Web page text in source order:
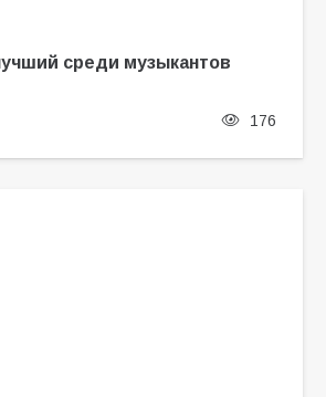
среди музыкантов
176